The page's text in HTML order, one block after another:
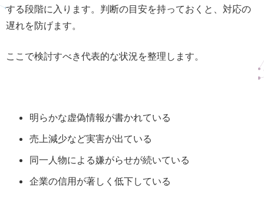
する段階に入ります。判断の目安を持っておくと、対応の
遅れを防げます。
ここで検討すべき代表的な状況を整理します。
明らかな虚偽情報が書かれている
売上減少など実害が出ている
同一人物による嫌がらせが続いている
企業の信用が著しく低下している